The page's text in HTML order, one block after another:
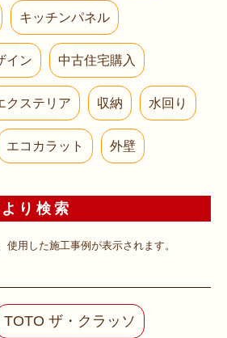
キッチンパネル
イン 中古住宅購入
クステリア 収納 水回り
エコカラット 外壁
り検索
用した施工事例が表示されます。
TOTO ザ・クラッソ